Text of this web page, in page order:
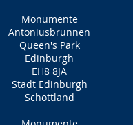
Monumente
Antoniusbrunnen
Queen's Park
Edinburgh
EH8 8JA
Stadt Edinburgh
Schottland